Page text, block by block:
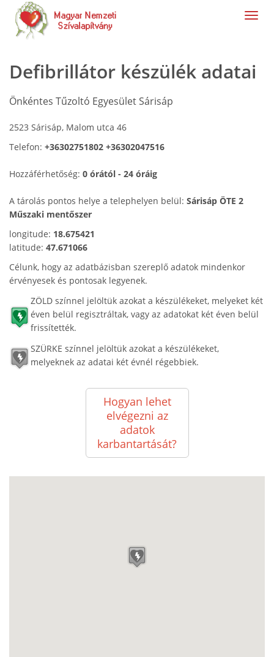
Defibrillátor készülék adatai
Önkéntes Tűzoltó Egyesület Sárisáp
2523 Sárisáp, Malom utca 46
Telefon: +36302751802 +36302047516
Hozzáférhetőség: 0 órától - 24 óráig
A tárolás pontos helye a telephelyen belül: Sárisáp ÖTE 2
Műszaki mentőszer
longitude: 18.675421
latitude: 47.671066
Célunk, hogy az adatbázisban szereplő adatok mindenkor
érvényesek és pontosak legyenek.
ZÖLD színnel jelöltük azokat a készülékeket, melyeket két
éven belül regisztráltak, vagy az adatokat két éven belül
frissítették.
SZÜRKE színnel jelöltük azokat a készülékeket,
melyeknek az adatai két évnél régebbiek.
Hogyan lehet
elvégezni az
adatok
karbantartását?